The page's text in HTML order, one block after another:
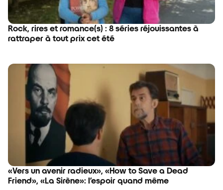
Rock, rires et romance(s) : 8 séries réjouissantes à
rattraper à tout prix cet été
«Vers un avenir radieux», «How to Save a Dead
Friend», «La Sirène»: l’espoir quand même